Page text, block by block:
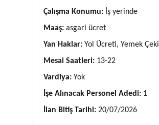
Çalışma Konumu: İş yerinde
Maaş: asgari ücret
Yan Haklar: Yol Ücreti, Yemek Çeki
Mesai Saatleri: 13-22
Vardiya: Yok
İşe Alınacak Personel Adedi: 1
İlan Bitiş Tarihi: 20/07/2026